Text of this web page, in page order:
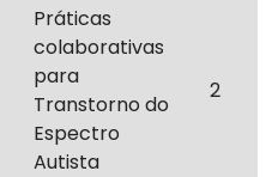
Práticas
colaborativas
para
Transtorno do
Espectro
Autista
2